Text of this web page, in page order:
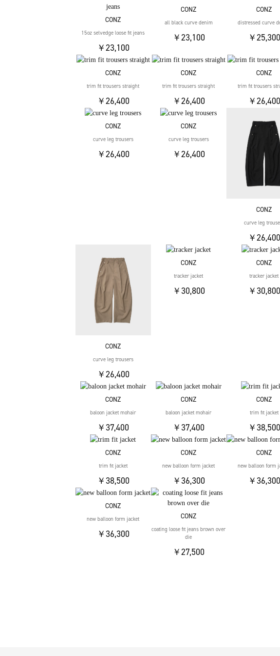
CONZ
15oz selvedge loose fit jeans
￥23,100
CONZ
all black curve denim
￥23,100
CONZ
distressed curve
￥25,300
CONZ
trim fit trousers straight
￥26,400
CONZ
trim fit trousers straight
￥26,400
CONZ
trim fit trousers
￥26,400
CONZ
curve leg trousers
￥26,400
CONZ
curve leg trousers
￥26,400
CONZ
curve leg
￥26,400
CONZ
curve leg trousers
￥26,400
CONZ
tracker jacket
￥30,800
CONZ
tracker jacket
￥30,800
CONZ
baloon jacket mohair
￥37,400
CONZ
baloon jacket mohair
￥37,400
CONZ
trim fit jacket
￥38,500
CONZ
trim fit jacket
￥38,500
CONZ
new balloon form jacket
￥36,300
CONZ
new balloon form
￥36,300
CONZ
new balloon form jacket
￥36,300
CONZ
coating loose fit jeans brown over
die
￥27,500